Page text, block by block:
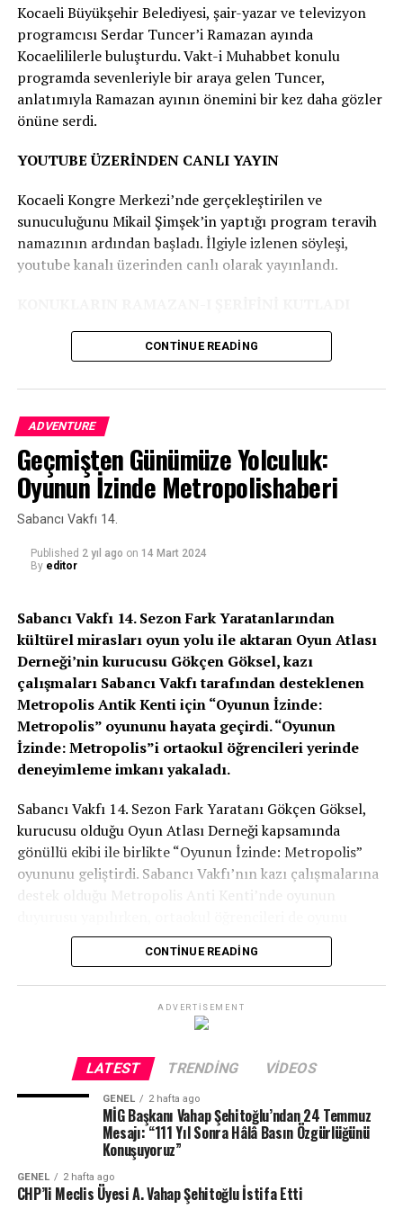
ağaçların canlıların yaşamındaki önemini kavrar.
HAYAL TIRI PROGRAMI
15 Mart 13.00 İzmit Akmeşe İlkokulu Okul Müdürü, 21
Mart 13.00 İzmit Solaklar İlkokulu, 22 Mart 13.00 İzmit
Fahrettin Paşa Ortaokulu Alt Caddesi, 28 Mart 13.00
İlkokulu, 2 Nisan 13.00 Kandıra Akçaova İlkokulu, 3
Nisan 13.00 Kandıra Anadolu Kalkınma Vakfı Bağırganlı
İlkokulu, 4 Nisan 13.00 Kandıra Kefken Şehit Oğuz Kır
İlkokulu, 5 Nisan 13.00 Kandıra Kocakaymaz Yunus
Kaynak: (BYZHA) Beyaz Haber Ajansı
Kocaeli Büyükşehir Belediyesi, şair-yazar ve televizyon
programcısı Serdar Tuncer’i Ramazan ayında
Kocaelililerle buluşturdu. Vakt-i Muhabbet konulu
programda sevenleriyle bir araya gelen Tuncer,
anlatımıyla Ramazan ayının önemini bir kez daha gözler
önüne serdi.
YOUTUBE ÜZERİNDEN CANLI YAYIN
Kocaeli Kongre Merkezi’nde gerçekleştirilen ve
sunuculuğunu Mikail Şimşek’in yaptığı program teravih
namazının ardından başladı. İlgiyle izlenen söyleşi,
youtube kanalı üzerinden canlı olarak yayınlandı.
Serdar Tuncer programa konukların Ramazan-ı
şeriflerini kutlayarak başladı. Ramazana kavuşmanın
sevincini yaşadıklarını kaydeden Tuncer, “Allahü Teala
eriştirsin inşallah. Ramazanda günahları affedilenlerden
eylesin hepimizi” şeklinde konuştu.
TUNCER’DEN BÜYÜKŞEHİR’E TEŞEKKÜR
gerçekleştiren Serdar Tuncer’e konuklar alkışlarıyla
karşılık verdi. Tuncer de, Ramazan gibi mübarek bir ayda
Büyükşehir Belediyesi’ne teşekkür etti.
Kaynak: (BYZHA) Beyaz Haber Ajansı
CONTINUE READING
ADVENTURE
Geçmişten Günümüze Yolculuk:
Oyunun İzinde Metropolishaberi
Sabancı Vakfı 14.
Published 2 yıl ago on 14 Mart 2024
By editor
Sabancı Vakfı 14. Sezon Fark Yaratanlarından
kültürel mirasları oyun yolu ile aktaran Oyun Atlası
Derneği’nin kurucusu Gökçen Göksel, kazı
çalışmaları Sabancı Vakfı tarafından desteklenen
Metropolis Antik Kenti için “Oyunun İzinde:
Metropolis” oyununu hayata geçirdi. “Oyunun
İzinde: Metropolis”i ortaokul öğrencileri yerinde
deneyimleme imkanı yakaladı.
Sabancı Vakfı 14. Sezon Fark Yaratanı Gökçen Göksel,
kurucusu olduğu Oyun Atlası Derneği kapsamında
gönüllü ekibi ile birlikte “Oyunun İzinde: Metropolis”
oyununu geliştirdi. Sabancı Vakfı’nın kazı çalışmalarına
destek olduğu Metropolis Anti Kenti’nde oyunun
yerinde deneyimleme imkanı yakaladı. Bir antik kenti
yaşadığı dönemdeki unsurlarla oyunculara aktaran
oyunun tasarımı tamamen oyuncu deneyimine yönelik
öğrencilerle gerçekleştirilen etkinliğin ardından yaptığı
açıklamada, “Oyunun en büyük hedefi kültürel mirası
deneyim yoluyla keşfedip oyuncuların yaşadığı coğrafya
ile geçmişten bugüne bağ kurmasını sağlamak.
Metropolis Antik Kenti’ndeki önemli kültürel miras
öğelerini dönemin görevleri ile deneyimleyen öğrenciler,
kimi zaman hamamın görevlisi, kimi zaman mecliste
CONTINUE READING
ADVERTISEMENT
LATEST TRENDING VIDEOS
GENEL 2 hafta ago
MİG Başkanı Vahap Şehitoğlu’ndan 24 Temmuz
Mesajı: “111 Yıl Sonra Hâlâ Basın Özgürlüğünü
Konuşuyoruz”
GENEL 2 hafta ago
CHP’li Meclis Üyesi A. Vahap Şehitoğlu İstifa Etti